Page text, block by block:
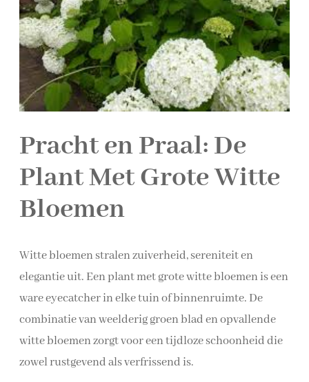
Pracht en Praal: De
Plant Met Grote Witte
Bloemen
Witte bloemen stralen zuiverheid, sereniteit en
elegantie uit. Een plant met grote witte bloemen is een
ware eyecatcher in elke tuin of binnenruimte. De
combinatie van weelderig groen blad en opvallende
witte bloemen zorgt voor een tijdloze schoonheid die
zowel rustgevend als verfrissend is.